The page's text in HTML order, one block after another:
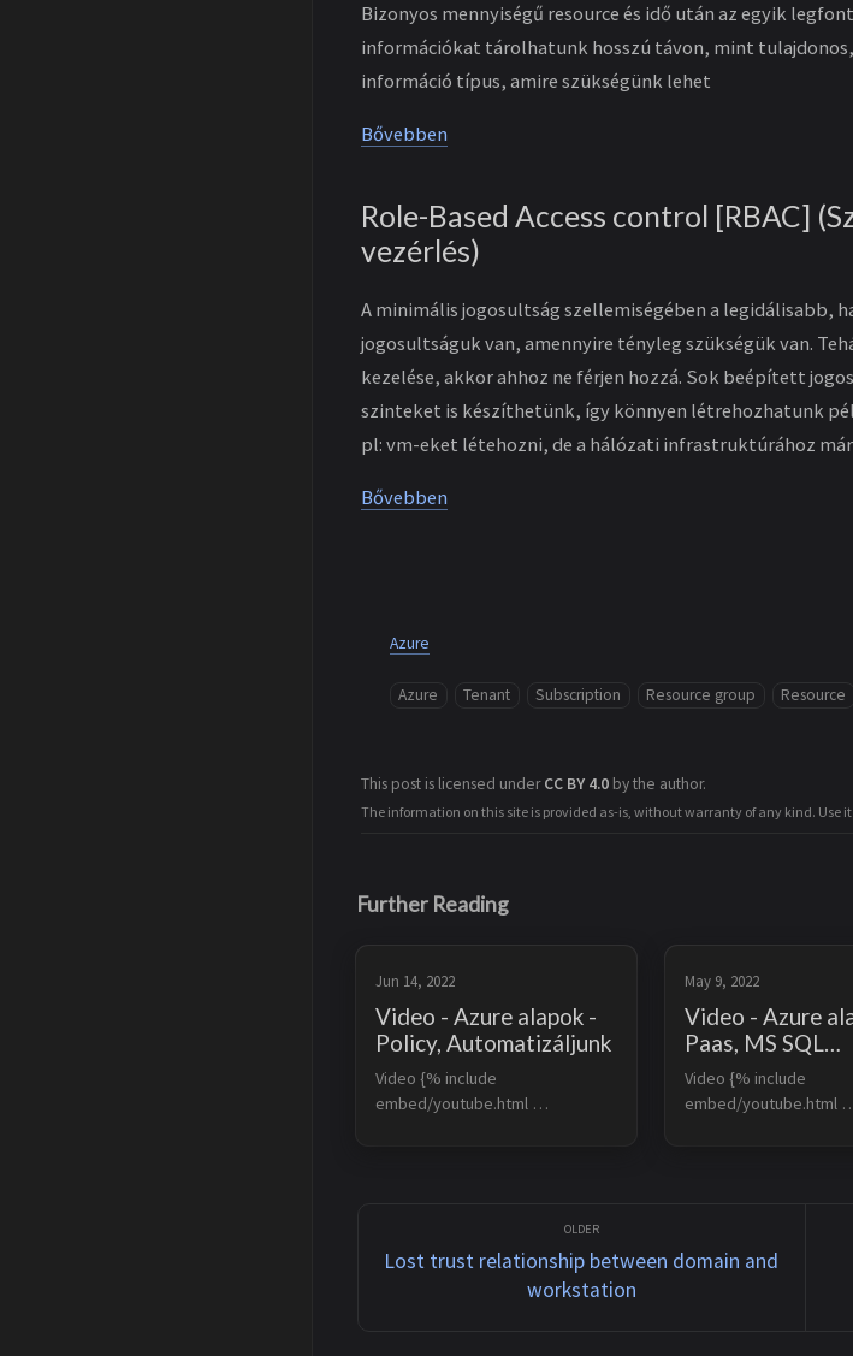
Bizonyos mennyiségű resource és idő után az egyik
információkat tárolhatunk hosszú távon, mint
információ típus, amire szükségünk lehet
Bővebben
Role-Based Access control [RBAC]
vezérlés)
A minimális jogosultság szellemiségében a legidálisabb,
jogosultságuk van, amennyire tényleg szükségük van.
kezelése, akkor ahhoz ne férjen hozzá. Sok beépített
szinteket is készíthetünk, így könnyen létrehozhatunk
pl: vm-eket létehozni, de a hálózati infrastruktúrához
Bővebben
Azure
Azure Tenant Subscription Resource group Resource
This post is licensed underCC BY 4.0 by the author.
The information on this site is provided as-is, without warranty of any kind. Use
Further Reading
Jun 14, 2022
Video - Azure alapok -
Policy, Automatizáljunk
Video {% include
embed/youtube.html
May 9, 2022
Video - Azure
Paas, MS SQL
adatbázis
Video {% include
embed/youtube.html
Lost trust relationship between domain and
workstation